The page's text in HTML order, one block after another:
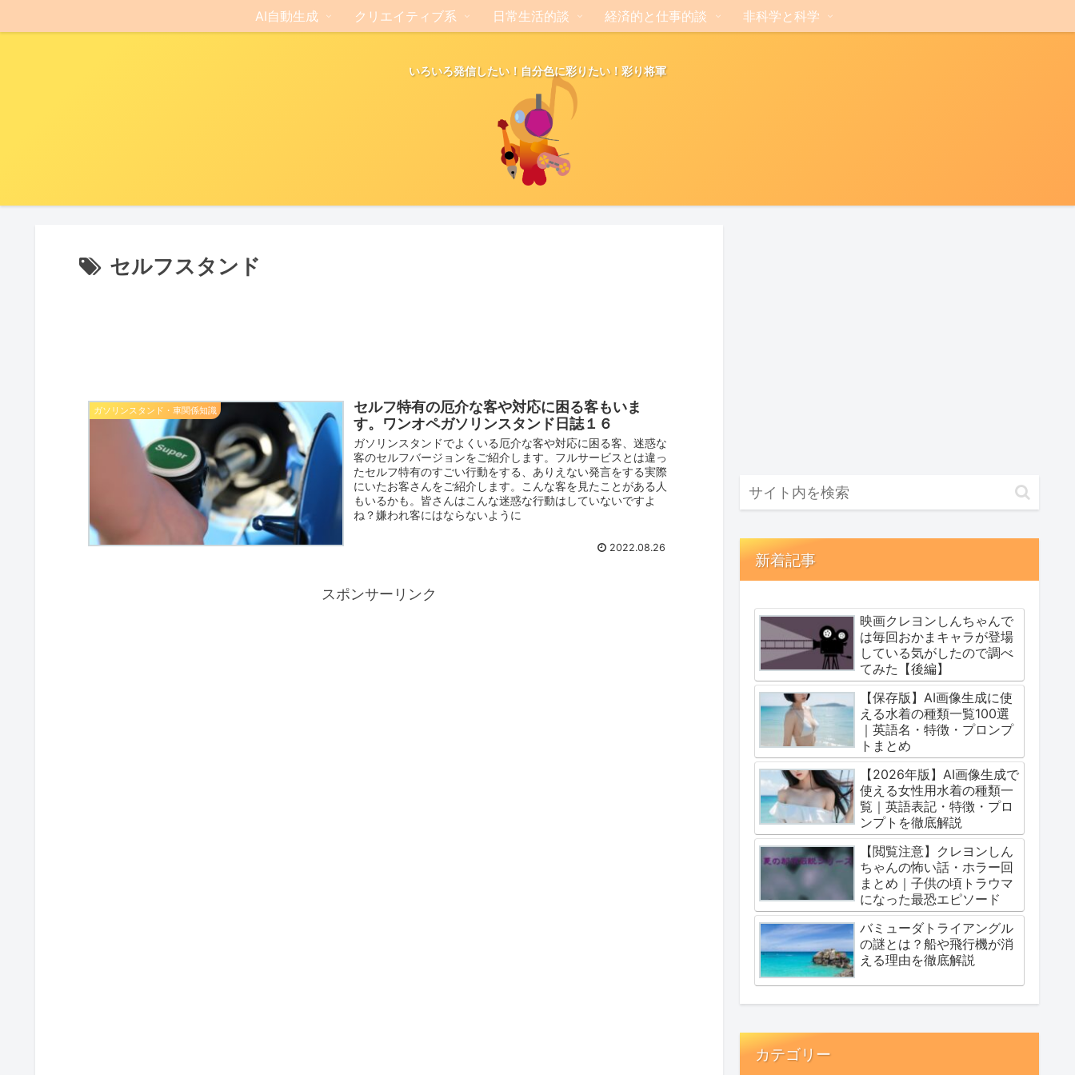
いろいろ発信したい！自分色に彩りたい！彩り将軍
AI自動生成 クリエイティブ系 日常生活的談 経済的と仕事的談 非科学と科学
セルフスタンド
ガソリンスタンド・車関係知識
セルフ特有の厄介な客や対応に困る客もいま
す。ワンオペガソリンスタンド日誌１６
ガソリンスタンドでよくいる厄介な客や対応に困る客、迷惑な
客のセルフバージョンをご紹介します。フルサービスとは違っ
たセルフ特有のすごい行動をする、ありえない発言をする実際
にいたお客さんをご紹介します。こんな客を見たことがある人
もいるかも。皆さんはこんな迷惑な行動はしていないですよ
ね？嫌われ客にはならないように
2022.08.26
スポンサーリンク
新着記事
映画クレヨンしんちゃんで
は毎回おかまキャラが登場
している気がしたので調べ
てみた【後編】
【保存版】AI画像生成に使
える水着の種類一覧100選
｜英語名・特徴・プロンプ
トまとめ
【2026年版】AI画像生成で
使える女性用水着の種類一
覧｜英語表記・特徴・プロ
ンプトを徹底解説
【閲覧注意】クレヨンしん
ちゃんの怖い話・ホラー回
まとめ｜子供の頃トラウマ
になった最恐エピソード
バミューダトライアングル
の謎とは？船や飛行機が消
える理由を徹底解説
カテゴリー